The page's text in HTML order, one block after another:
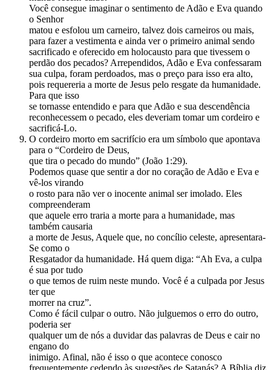
Você consegue imaginar o sentimento de Adão e Eva quando
o Senhor
matou e esfolou um carneiro, talvez dois carneiros ou mais,
para fazer a vestimenta e ainda ver o primeiro animal sendo
sacrificado e oferecido em holocausto para que tivessem o
perdão dos pecados? Arrependidos, Adão e Eva confessaram
sua culpa, foram perdoados, mas o preço para isso era alto,
pois requereria a morte de Jesus pelo resgate da humanidade.
Para que isso
se tornasse entendido e para que Adão e sua descendência
reconhecessem o pecado, eles deveriam tomar um cordeiro e
sacrificá-Lo.
O cordeiro morto em sacrifício era um símbolo que apontava
para o “Cordeiro de Deus,
que tira o pecado do mundo” (João 1:29).
Podemos quase que sentir a dor no coração de Adão e Eva e
vê-los virando
o rosto para não ver o inocente animal ser imolado. Eles
compreenderam
que aquele erro traria a morte para a humanidade, mas
também causaria
a morte de Jesus, Aquele que, no concílio celeste, apresentara-
Se como o
Resgatador da humanidade. Há quem diga: “Ah Eva, a culpa
é sua por tudo
o que temos de ruim neste mundo. Você é a culpada por Jesus
ter que
morrer na cruz”.
Como é fácil culpar o outro. Não julguemos o erro do outro,
poderia ser
qualquer um de nós a duvidar das palavras de Deus e cair no
engano do
inimigo. Afinal, não é isso o que acontece conosco
frequentemente cedendo às sugestões de Satanás? A Bíblia diz